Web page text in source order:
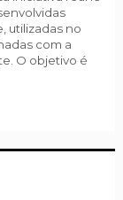
utilizadas no
com a
O objetivo é